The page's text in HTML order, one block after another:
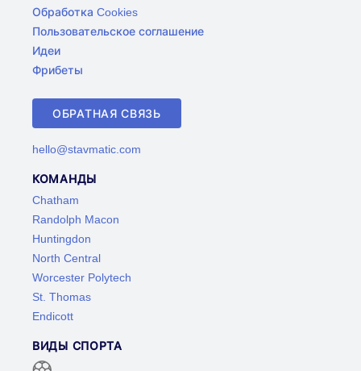
Обработка Cookies
Пользовательское соглашение
Идеи
Фрибеты
ОБРАТНАЯ СВЯЗЬ
hello@stavmatic.com
КОМАНДЫ
Chatham
Randolph Macon
Huntingdon
North Central
Worcester Polytech
St. Thomas
Endicott
ВИДЫ СПОРТА